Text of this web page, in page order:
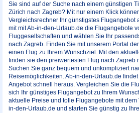
Sie sind auf der Suche nach einem günstigen
Zürich nach Zagreb? Mit nur einem Klick
Vergleichsrechner Ihr günstigstes Flugangebot
mit mit Ab-in-den-Urlaub.de die Flugangebote
Fluggesellschaften und wählen Sie Ihr
nach Zagreb. Finden Sie mit unserem Portal
einen Flug zu Ihrem Wunschziel. Mit den
finden sie den preiwertesten Flug nach Zagreb
Suchen Sie ganz bequem und unkompliziert
Reisemöglichkeiten. Ab-in-den-Urlaub.de
Angebot schnell heraus. Vergleichen Sie die
sich Ihr günstiges Flugangebot zu Ihrem
aktuelle Preise und tolle Flugangebote mit
in-den-Urlaub.de und starten Sie günstig zu